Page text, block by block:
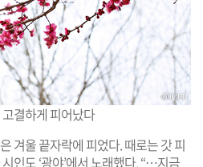
결하게 피어났다
겨울 끝자락에 피었다. 때로는 갓 피
인도 ‘광야’에서 노래했다. “…지금